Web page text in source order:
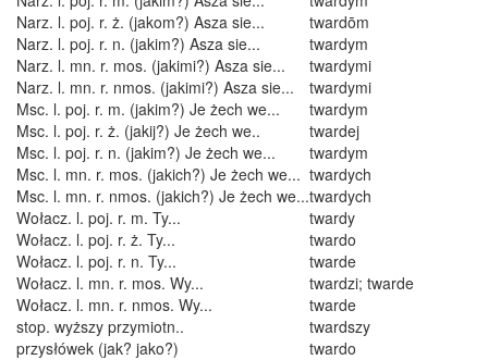
Narz. l. poj. r. ż. (jakom?) Asza sie...
twardōm
Narz. l. poj. r. n. (jakim?) Asza sie...
twardym
Narz. l. mn. r. mos. (jakimi?) Asza sie...
twardymi
Narz. l. mn. r. nmos. (jakimi?) Asza sie...
twardymi
Msc. l. poj. r. m. (jakim?) Je żech we...
twardym
Msc. l. poj. r. ż. (jakij?) Je żech we..
twardej
Msc. l. poj. r. n. (jakim?) Je żech we...
twardym
Msc. l. mn. r. mos. (jakich?) Je żech we... twardych
Msc. l. mn. r. nmos. (jakich?) Je żech we...twardych
Wołacz. l. poj. r. m. Ty...
twardy
Wołacz. l. poj. r. ż. Ty...
twardo
Wołacz. l. poj. r. n. Ty...
twarde
Wołacz. l. mn. r. mos. Wy...
twardzi; twarde
Wołacz. l. mn. r. nmos. Wy...
twarde
stop. wyższy przymiotn..
twardszy
przysłówek (jak? jako?)
twardo